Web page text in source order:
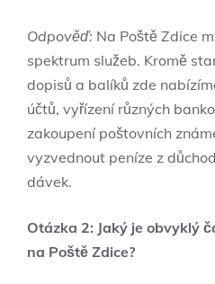
Odpověď: Na Poště Zdice
spektrum služeb. Kromě
dopisů a balíků zde
účtů, vyřízení různých
zakoupení poštovních
vyzvednout peníze z
dávek.
Otázka 2: Jaký je obvyklý
na Poště Zdice?